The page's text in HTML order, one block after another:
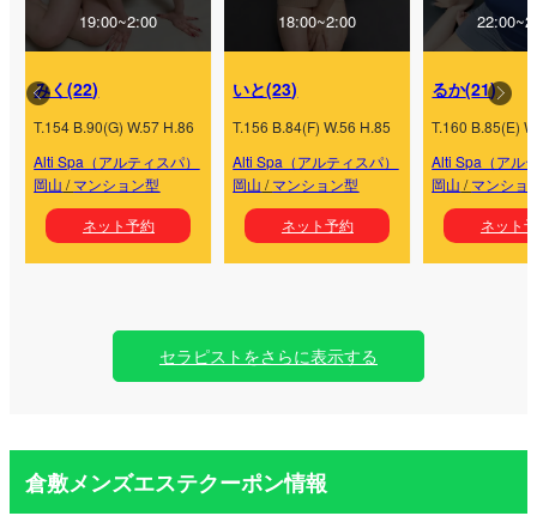
19:00~2:00
みく(22)
T.154 B.90(G) W.57 H.86
Alti Spa（アルティスパ）
岡山 /マンション型
ネット予約
18:00~2:00
いと(23)
T.156 B.84(F) W.56 H.85
Alti Spa（アルティスパ）
岡山 /マンション型
ネット予約
るか(21)
T.160 B.85(E)
Alti Spa（アル
岡山 /マンショ
ネット
セラピストをさらに表示する
倉敷メンズエステクーポン情報